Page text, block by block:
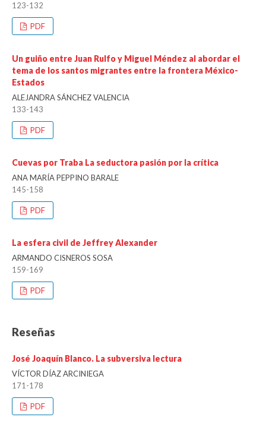
123-132
PDF
Un guiño entre Juan Rulfo y Miguel Méndez al abordar el
tema de los santos migrantes entre la frontera México-
Estados
ALEJANDRA SÁNCHEZ VALENCIA
133-143
PDF
Cuevas por Traba La seductora pasión por la crítica
ANA MARÍA PEPPINO BARALE
145-158
PDF
La esfera civil de Jeffrey Alexander
ARMANDO CISNEROS SOSA
159-169
PDF
Reseñas
José Joaquín Blanco. La subversiva lectura
VÍCTOR DÍAZ ARCINIEGA
171-178
PDF